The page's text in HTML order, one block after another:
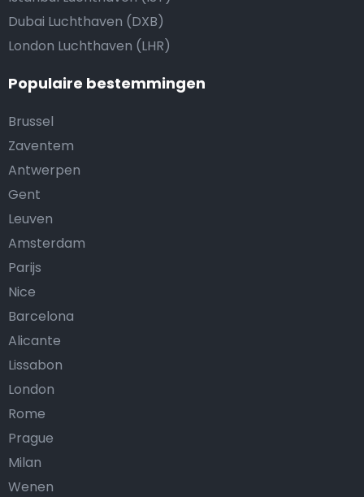
Dubai Luchthaven (DXB)
London Luchthaven (LHR)
Populaire bestemmingen
Brussel
Zaventem
Antwerpen
Gent
Leuven
Amsterdam
Parijs
Nice
Barcelona
Alicante
Lissabon
London
Rome
Prague
Milan
Wenen